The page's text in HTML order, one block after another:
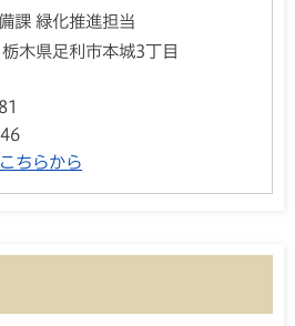
課 緑化推進担当
木県足利市本城3丁目
ちらから